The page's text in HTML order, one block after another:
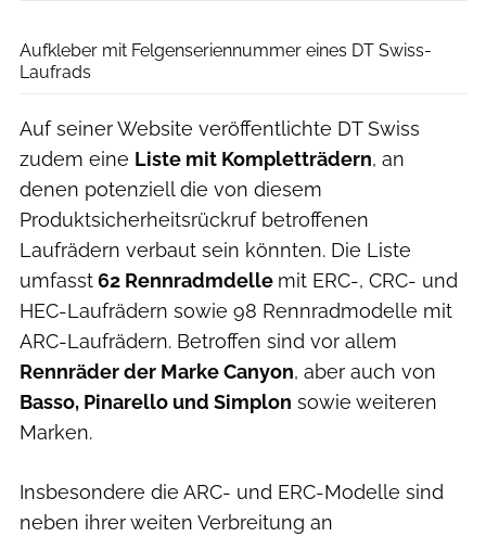
Aufkleber mit Felgenseriennummer eines DT Swiss-
Laufrads
Auf seiner Website veröffentlichte DT Swiss
zudem eine Liste mit Kompletträdern, an
denen potenziell die von diesem
Produktsicherheitsrückruf betroffenen
Laufrädern verbaut sein könnten. Die Liste
umfasst62 Rennradmdelle mit ERC-, CRC- und
HEC-Laufrädern sowie 98 Rennradmodelle mit
ARC-Laufrädern. Betroffen sind vor allem
Rennräder der Marke Canyon, aber auch von
Basso, Pinarello und Simplon sowie weiteren
Marken.
Insbesondere die ARC- und ERC-Modelle sind
neben ihrer weiten Verbreitung an